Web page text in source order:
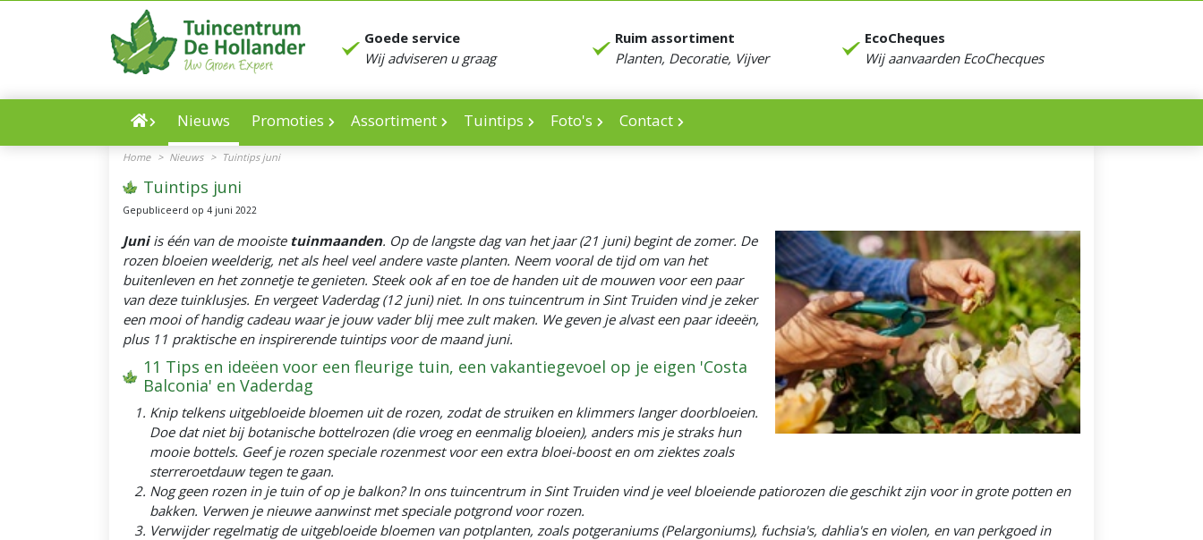
Goede service
Wij adviseren u graag
Ruim assortiment
Planten, Decoratie, Vijver
EcoCheques
Wij aanvaarden EcoChecques
Nieuws Promoties Assortiment Tuintips Foto's Contact
Home > Nieuws > Tuintips juni
Tuintips juni
Gepubliceerd op 4 juni 2022
Juniis één van de mooiste tuinmaanden. Op de langste dag van het jaar (21 juni) begint de zomer. De
rozen bloeien weelderig, net als heel veel andere vaste planten. Neem vooral de tijd om van het
buitenleven en het zonnetje te genieten. Steek ook af en toe de handen uit de mouwen voor een paar
van deze tuinklusjes. En vergeet Vaderdag (12 juni) niet. In ons tuincentrum in Sint Truiden vind je zeker
een mooi of handig cadeau waar je jouw vader blij mee zult maken. We geven je alvast een paar ideeën,
plus 11 praktische en inspirerende tuintips voor de maand juni.
11 Tips en ideëen voor een fleurige tuin, een vakantiegevoel op je eigen 'Costa
Balconia' en Vaderdag
Knip telkens uitgebloeide bloemen uit de rozen, zodat de struiken en klimmers langer doorbloeien.
Doe dat niet bij botanische bottelrozen (die vroeg en eenmalig bloeien), anders mis je straks hun
mooie bottels. Geef je rozen speciale rozenmest voor een extra bloei-boost en om ziektes zoals
sterreroetdauw tegen te gaan.
Nog geen rozen in je tuin of op je balkon? In ons tuincentrum in Sint Truiden vind je veel bloeiende patiorozen die geschikt zijn voor in grote potten en
bakken. Verwen je nieuwe aanwinst met speciale potgrond voor rozen.
Verwijder regelmatig de uitgebloeide bloemen van potplanten, zoals potgeraniums (Pelargoniums), fuchsia's, dahlia's en violen, en van perkgoed in